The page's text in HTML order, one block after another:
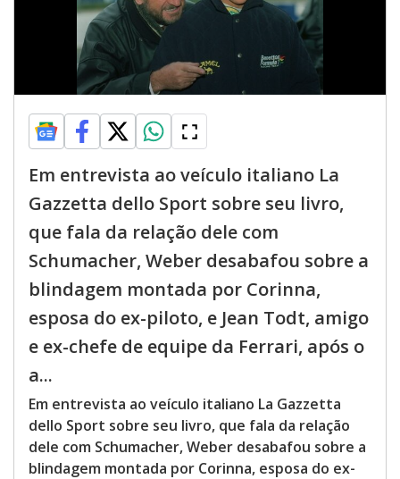
Em entrevista ao veículo italiano La
Gazzetta dello Sport sobre seu livro,
que fala da relação dele com
Schumacher, Weber desabafou sobre a
blindagem montada por Corinna,
esposa do ex-piloto, e Jean Todt, amigo
e ex-chefe de equipe da Ferrari, após o
a...
Em entrevista ao veículo italiano La Gazzetta
dello Sport sobre seu livro, que fala da relação
dele com Schumacher, Weber desabafou sobre a
blindagem montada por Corinna, esposa do ex-